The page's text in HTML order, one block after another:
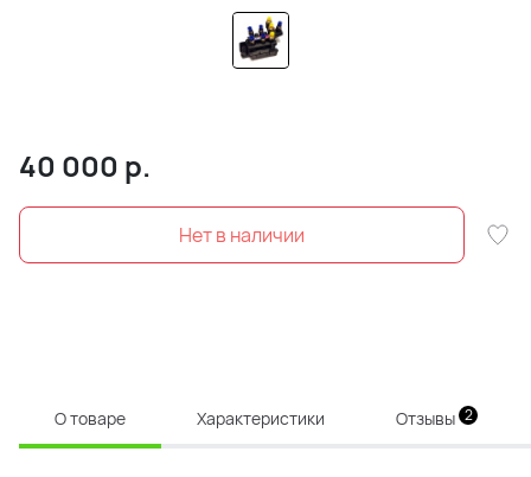
40 000 р.
О товаре Характеристики Отзывы 2